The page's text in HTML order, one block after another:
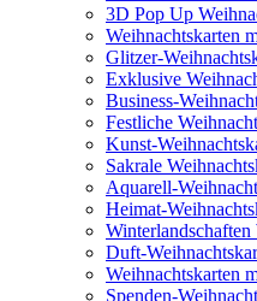
3D Pop Up
Weihnachtskarten
Glitzer-
Exklusive
Business-
Festliche
Kunst-
Sakrale
Aquarell-
Heimat-
Winterlandschaften
Duft-
Weihnachtskarten
Spenden-